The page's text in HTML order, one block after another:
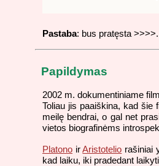
Pastaba: bus pratęsta
Papildymas
2002 m. dokumentiniame
Toliau jis paaiškina, kad šie
meilę bendrai, o gal net
vietos biografinėms
Platono irAristotelio rašiniai
kad laiku, iki pradedant